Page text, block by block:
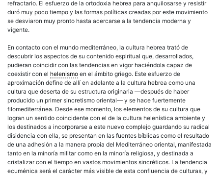
refractario. El esfuerzo de la ortodoxia hebrea para anquilosarse y resistir
duró muy poco tiempo y las formas políticas creadas por este movimiento
se desviaron muy pronto hasta acercarse a la tendencia moderna y
vigente.
En contacto con el mundo mediterráneo, la cultura hebrea trató de
descubrir los aspectos de su contenido espiritual que, desarrollados,
pudieran coincidir con las tendencias en vigor haciéndola capaz de
coexistir con el helenismo en el ámbito griego. Este esfuerzo de
aproximación define de allí en adelante a la cultura hebrea como una
cultura que deserta de su estructura originaria —después de haber
producido un primer sincretismo oriental— y se hace fuertemente
filomediterránea. Desde ese momento, los elementos de su cultura que
logran un sentido coincidente con el de la cultura helenística ambiente y
los destinados a incorporarse a este nuevo complejo guardando su radical
disidencia con ella, se presentan en las fuentes bíblicas como el resultado
de una adhesión a la manera propia del Mediterráneo oriental, manifestada
tanto en la minoría militar como en la minoría religiosa, y destinada a
cristalizar con el tiempo en vastos movimientos sincréticos. La tendencia
ecuménica será el carácter más visible de esta confluencia de culturas, y